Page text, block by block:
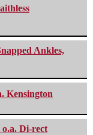
Ankles,
Kensington
Di-rect